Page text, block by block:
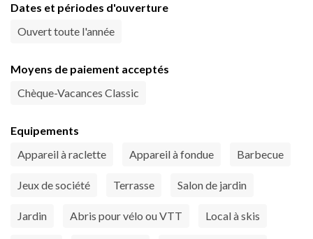
Dates et périodes d'ouverture
Ouvert toute l'année
Moyens de paiement acceptés
Chèque-Vacances Classic
Equipements
Appareil à raclette
Appareil à fondue Barbecue
Jeux de société Terrasse Salon de jardin
Jardin Abris pour vélo ou VTT Local à skis